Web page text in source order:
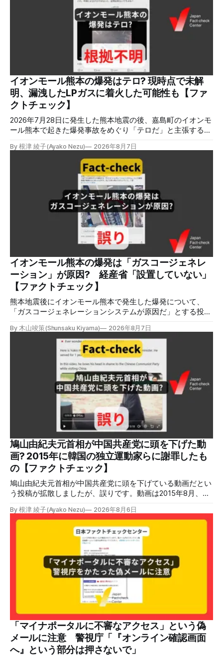
イオンモール熊本の爆発はテロ? 現時点で未解
明、漏洩したLPガスに着火した可能性も【ファ
クトチェック】
2026年7月28日に発生した熊本地震の後、嘉島町のイオンモ
ール熊本で起きた爆発事故をめぐり「テロだ」と主張する投
LPガスに着火した可能性に言及していますが、現時点で未解
明です。イオンは8月5日、外部専門家らによる事故調査委員
会を設置すると発表しました。 検証対象 拡散した言説 2026
年8月2日、イオンモール熊本の爆発がテロによるものだと主
張する投稿がＸで拡散した。 検証する理由 8月5日現在、投
稿は600回以上リポストされ、表示は19万件を超える。 同様
の情報の拡散量を調べるため、「熊本」「イオンモール」
「爆発」「テロ」など複数のキーワードを組み合わせてソー
シャル分析ツールMeltwaterで調べると、総投稿数は8月5日
までに約9900件あった(例1,2,3)。拡散のほとんどはXだ。 こ
れらの投稿は根拠を示していないが、「ガス爆発には見えな
いね」「これは 熊本を略奪する為のテロですよ」など、投
稿を真に受けたり、同調する反応が多い。「デマまたは不確
定な情報を流すな」や「陰謀論だよ」などの指摘
By 根津 綾子(Ayako Nezu) 2026年8月7日
イオンモール熊本の爆発は「ガスコージェネレ
ーション」が原因? 経産省「設置していない」
【ファクトチェック】
熊本地震後にイオンモール熊本で発生した爆発について、
「ガスコージェネレーションシステムが原因だ」とする投稿
ジェネレーションやガス発電機は設置していないことを確認
している」と発表し、LPガスが原因だった可能性が高いと説
明しています。またイオンは5日、事故原因を調べる事故調
査委員会を設置すると発表しました。 検証対象 拡散した投
ガスを燃料としてガスエンジンやガスタービンで発電し、排
熱を冷暖房などに利用する「ガスコージェネレーション」が
原因だとする投稿が拡散した（例1、例2）。 検証する理由
ソーシャルリスニングツールMeltwaterで調べると、これら
の投稿の表示回数は少なくとも合計194万回を超えている。
爆発の原因をめぐって、さまざまな根拠不明の情報が飛び交
っているため検証する。 検証過程 イオンモール熊本の爆発
2026年7月28日午後16時27分ごろ、熊本県で震度7の地震が
発生した。午後6時ごろ、嘉島町のショッピングセンター
「イ
By 木山竣策(Shunsaku Kiyama) 2026年8月7日
鳩山由紀夫元首相が中国共産党に頭を下げた動
画? 2015年に韓国の独立運動家らに謝罪したも
の【ファクトチェック】
鳩山由紀夫元首相が中国共産党に頭を下げている動画だとい
う投稿が拡散しましたが、誤りです。動画は2015年8月、鳩
立運動家らに謝罪した映像です。中国共産党に対して頭を下
げている動画ではありません。 検証対象 拡散した言説 2026
年7月30日、「日本人がなぜ左翼を嫌うのか、考えたことは
ありますか？/ここに日本の左寄り首相だった鳩山由紀夫が
います。彼は2009年から2010年まで1年間務めました。/こ
のビデオでは、彼が中国を訪問中に中国共産党に対して恥じ
らいながら頭を下げています」という英文付きの動画がXで
ポストされ、表示は20万件を超える。 投稿には「私の日本
語力が衰えていたら申し訳ないですが、動画に『韓国』と書
いてあるように見えます」などの英語の指摘もあるが、「日
本が犯した残虐行為を謝罪するのは悪いことだと思わない」
「共産主義者に恥じて頭を下げるべき人はいない」など、拡
散した投稿を真に受けた反応も多いため検証する。 検証過
程 動
By 根津 綾子(Ayako Nezu) 2026年8月6日
「マイナポータルに不審なアクセス」という偽
メールに注意 警視庁「『オンライン確認画面
へ』という部分は押さないで」